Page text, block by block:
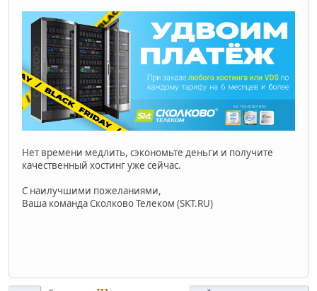
Нет времени медлить, сэкономьте деньги и получите
качественный хостинг уже сейчас.
С наилучшими пожеланиями,
Ваша команда Сколково Телеком (SKT.RU)